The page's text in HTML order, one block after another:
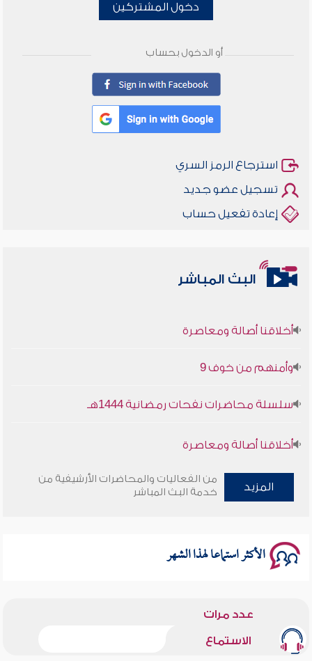
دخول المشتركين
أو الدخول بحساب
استرجاع الرمز السري
تسجيل عضو جديد
إعادة تفعيل حساب
البث المباشر
أخلاقنا أصالة ومعاصرة
وأمنهم من خوف 9
أخلاقنا أصالة ومعاصرة
وأمنهم من خوف 9
المزيد
من الفعاليات والمحاضرات الأرشيفية من
خدمة البث المباشر
الأكثر استماعا لهذا الشهر
عدد مرات
الاستماع